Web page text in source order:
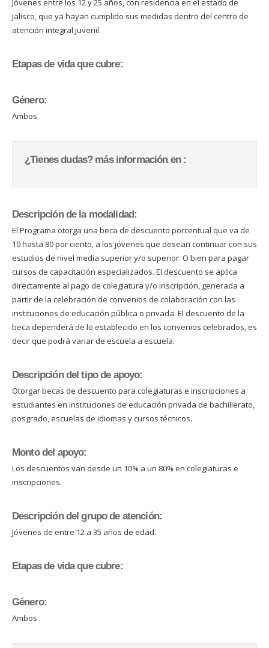
Jalisco, que ya hayan cumplido sus medidas dentro del centro de
atención integral juvenil.
Etapas de vida que cubre:
Género:
Ambos
¿Tienes dudas? más información en :
Descripción de la modalidad:
El Programa otorga una beca de descuento porcentual que va de
10 hasta 80 por ciento, a los jóvenes que desean continuar con sus
estudios de nivel media superior y/o superior. O bien para pagar
cursos de capacitación especializados. El descuento se aplica
directamente al pago de colegiatura y/o inscripción, generada a
partir de la celebración de convenios de colaboración con las
instituciones de educación pública o privada. El descuento de la
beca dependerá de lo establecido en los convenios celebrados, es
decir que podrá variar de escuela a escuela.
Descripción del tipo de apoyo:
Otorgar becas de descuento para colegiaturas e inscripciones a
estudiantes en instituciones de educación privada de bachillerato,
posgrado, escuelas de idiomas y cursos técnicos.
Monto del apoyo:
Los descuentos van desde un 10% a un 80% en colegiaturas e
inscripciones.
Descripción del grupo de atención:
Jóvenes de entre 12 a 35 años de edad.
Etapas de vida que cubre:
Género:
Ambos